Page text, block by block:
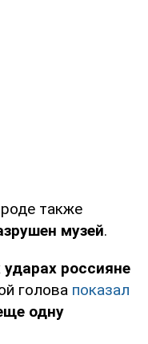
также
музей.
россияне
голова показал
одну